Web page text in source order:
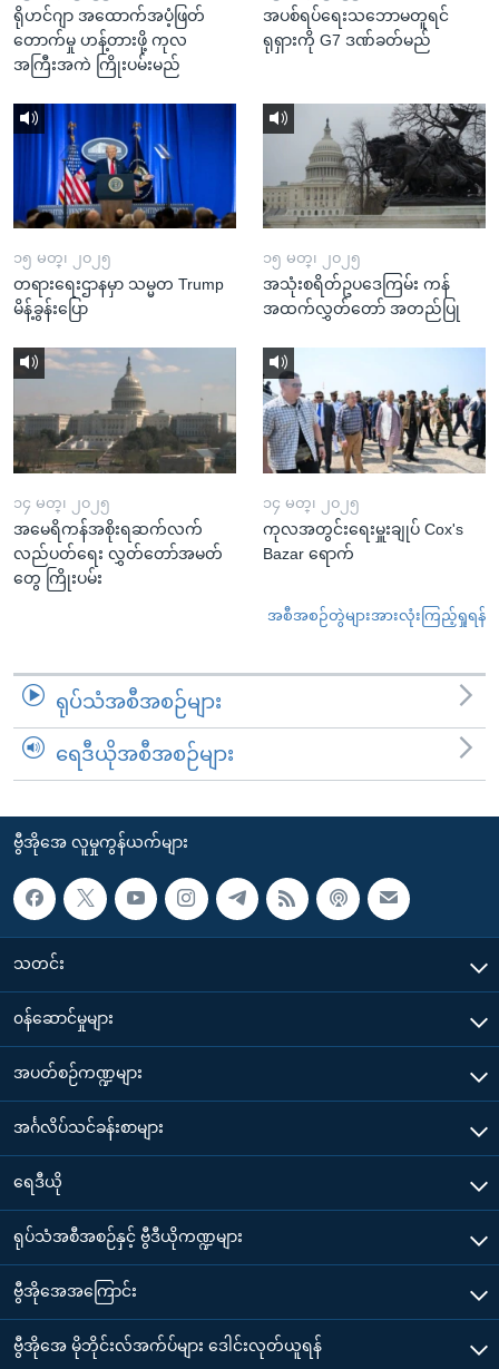
ရိုဟင်ဂျာ အထောက်အပံ့ဖြတ်
တောက်မှု ဟန့်တားဖို့ ကုလ
အကြီးအကဲ ကြိုးပမ်းမည်
အပစ်ရပ်ရေးသဘောမတူရင်
ရုရှားကို G7 ဒဏ်ခတ်မည်
၁၅ မတ္၊ ၂၀၂၅
တရားရေးဌာနမှာ သမ္မတ Trump
မိန့်ခွန်းပြော
၁၅ မတ္၊ ၂၀၂၅
အသုံးစရိတ်ဥပဒေကြမ်း ကန်
အထက်လွှတ်တော် အတည်ပြု
၁၄ မတ္၊ ၂၀၂၅
အမေရိကန်အစိုးရဆက်လက်
လည်ပတ်ရေး လွှတ်တော်အမတ်
တွေ ကြိုးပမ်း
၁၄ မတ္၊ ၂၀၂၅
ကုလအတွင်းရေးမှူးချုပ် Cox's
Bazar ရောက်
အစီအစဉ်တွဲများအားလုံးကြည့်ရှုရန်
ရုပ်သံအစီအစဉ်များ
ရေဒီယိုအစီအစဉ်များ
ဗွီအိုအေ လူမှုကွန်ယက်များ
သတင်း
၀န်ဆောင်မှုများ
အပတ်စဉ်ကဏ္ဍများ
အင်္ဂလိပ်သင်ခန်းစာများ
ရေဒီယို
ရုပ်သံအစီအစဉ်နှင့် ဗွီဒီယိုကဏ္ဍများ
ဗွီအိုအေအကြောင်း
ဗွီအိုအေ မိုဘိုင်းလ်အက်ပ်များ ဒေါင်းလုတ်ယူရန်